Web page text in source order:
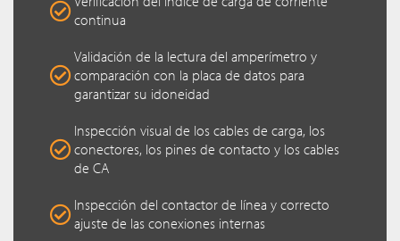
continua
Validación de la lectura del amperímetro y
comparación con la placa de datos para
garantizar su idoneidad
Inspección visual de los cables de carga, los
conectores, los pines de contacto y los cables
de CA
Inspección del contactor de línea y correcto
ajuste de las conexiones internas